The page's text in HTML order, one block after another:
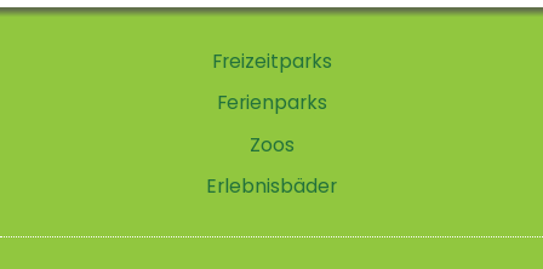
Freizeitparks
Ferienparks
Zoos
Erlebnisbäder